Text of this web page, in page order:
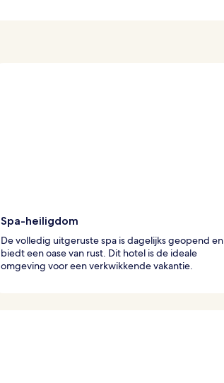
Spa-heiligdom
De volledig uitgeruste spa is dagelijks geopend en
biedt een oase van rust. Dit hotel is de ideale
omgeving voor een verkwikkende vakantie.